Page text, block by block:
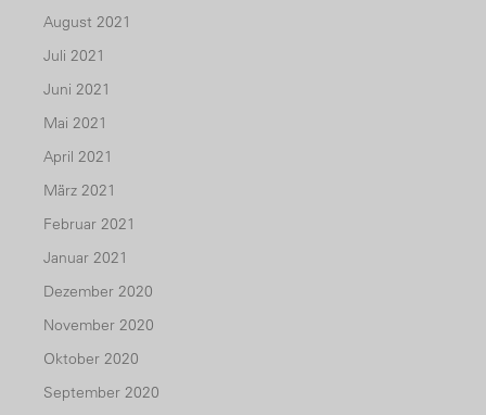
August 2021
Juli 2021
Juni 2021
Mai 2021
April 2021
März 2021
Februar 2021
Januar 2021
Dezember 2020
November 2020
Oktober 2020
September 2020